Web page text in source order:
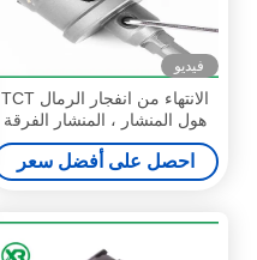
فيديو
الانتهاء من انفجار الرمال TCT
هول المنشار ، المنشار الفرقة
قطع كربيد التنجستن المعادن
احصل على أفضل سعر